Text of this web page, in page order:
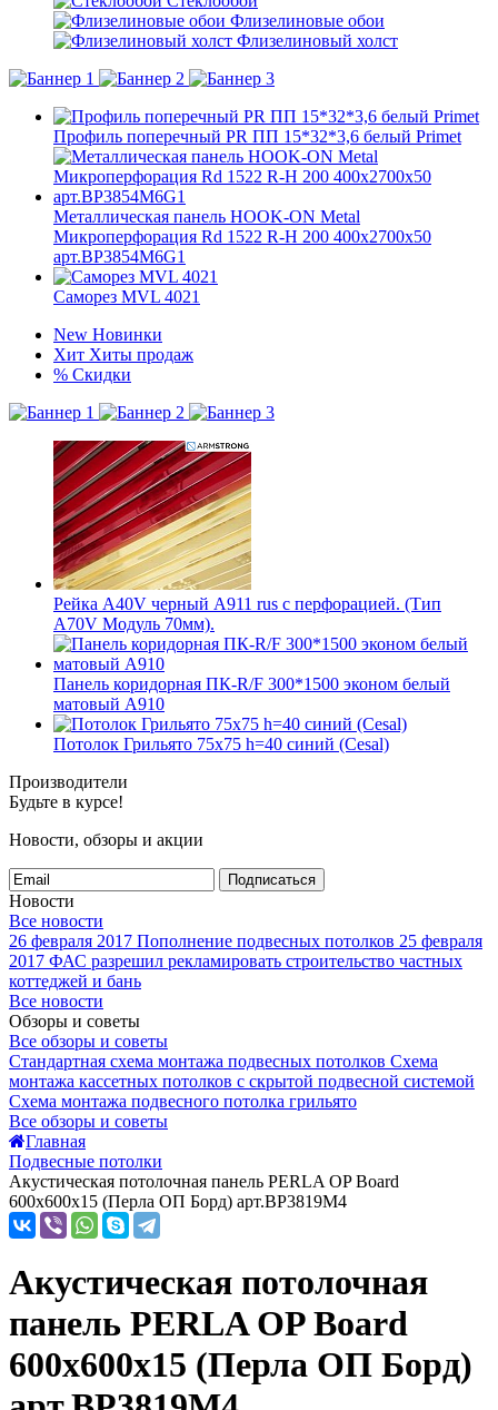
Флизелиновые обои
Флизелиновый холст
Профиль поперечный PR ПП 15*32*3,6 белый Primet
Металлическая панель HOOK-ON Metal
Микроперфорация Rd 1522 R-H 200 400x2700x50
арт.BP3854M6G1
Саморез MVL 4021
New Новинки
Хит Хиты продаж
% Скидки
Рейка A40V черный А911 rus с перфорацией. (Тип
A70V Модуль 70мм).
Панель коридорная ПК-R/F 300*1500 эконом белый
матовый А910
Потолок Грильято 75x75 h=40 синий (Cesal)
Производители
Будьте в курсе!
Новости, обзоры и акции
Подписаться
Новости
Все новости
26 февраля 2017 Пополнение подвесных потолков 25 февраля
2017 ФАС разрешил рекламировать строительство частных
коттеджей и бань
Все новости
Обзоры и советы
Все обзоры и советы
Стандартная схема монтажа подвесных потолков Схема
монтажа кассетных потолков с скрытой подвесной системой
Схема монтажа подвесного потолка грильято
Все обзоры и советы
Главная
Подвесные потолки
Акустическая потолочная панель PERLA OP Board
600x600x15 (Перла ОП Борд) арт.BP3819M4
Акустическая потолочная
панель PERLA OP Board
600x600x15 (Перла ОП Борд)